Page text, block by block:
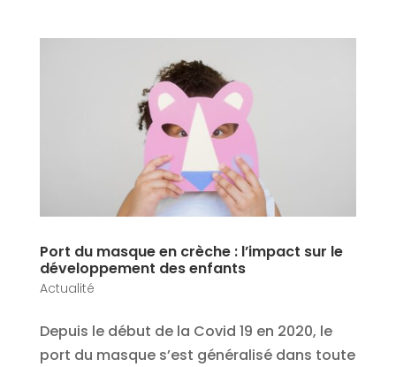
Port du masque en crèche : l’impact sur le
développement des enfants
Actualité
Depuis le début de la Covid 19 en 2020, le
port du masque s’est généralisé dans toute